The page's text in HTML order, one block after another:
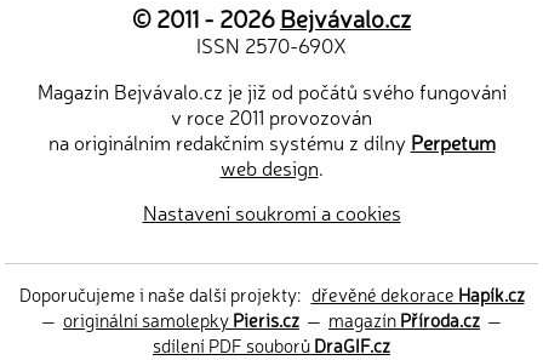
© 2011 - 2026Bejvávalo.cz
ISSN 2570-690X
Magazín Bejvávalo.cz je již od počátů svého fungování
v roce 2011 provozován
na originálním redakčním systému z dílny Perpetum
web design.
Nastavení soukromí a cookies
Doporučujeme i naše další projekty: dřevěné dekorace Hapík.cz
— originální samolepkyPieris.cz — magazínPříroda.cz —
sdílení PDF souborůDraGIF.cz